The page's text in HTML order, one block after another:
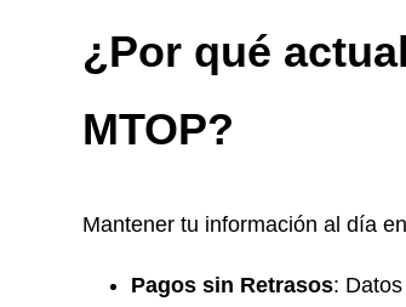
¿Por qué
MTOP?
Mantener tu información al día
Pagos sin Retrasos: